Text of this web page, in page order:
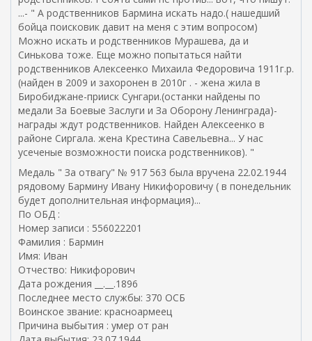
...- " А родственников Бармина искать надо.( нашедший
бойца поисковик давит на меня с этим вопросом)
Можно искать и родственников Мурашева, да и
Синькова тоже. Еще можно попытаться найти
родственников Алексеенко Михаила Федоровича 1911г.р.
(найден в 2009 и захоронен в 2010г . - жена жила в
Биробиджане-прииск Сунгари.(останки найдены по
медали За Боевые Заслуги и За Оборону Ленинграда)-
награды ждут родственников. Найден Алексеенко в
районе Сиргала. жена Крестина Савельевна... У нас
усеченые возможности поиска родственников). "
Медаль " За отвагу" № 917 563 была вручена 22.02.1944
рядовому Бармину Ивану Никифоровичу ( в понедельник
будет дополнительная информация)...
По ОБД :
Номер записи : 556022201
Фамилия : Бармин
Имя: Иван
Отчество: Никифорович
Дата рождения __.__.1896
Последнее место службы: 370 ОСБ
Воинское звание: красноармеец
Причина выбытия : умер от ран